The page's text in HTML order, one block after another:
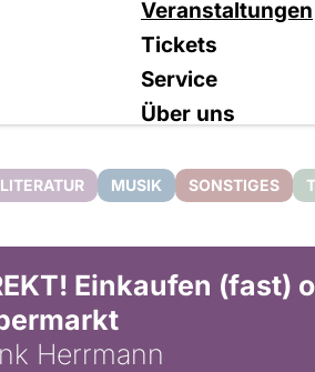
Veranstaltungen
Tickets
Service
Über uns
LITERATUR MUSIK SONSTIGES
Einkaufen (fast)
Herrmann